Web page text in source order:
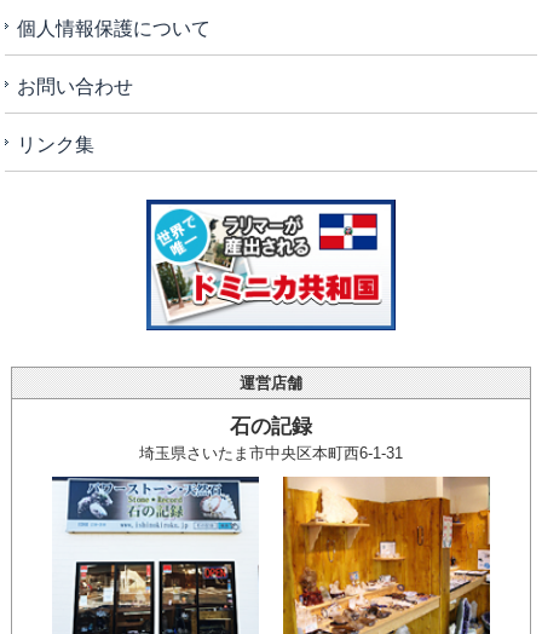
個人情報保護について
お問い合わせ
リンク集
運営店舗
石の記録
埼玉県さいたま市中央区本町西6-1-31